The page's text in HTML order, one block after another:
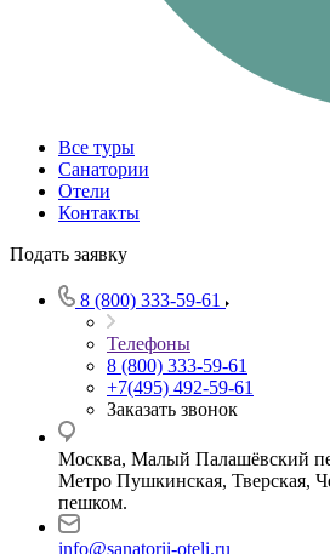
Все туры
Санатории
Отели
Контакты
Подать заявку
8 (800) 333-59-61
Телефоны
8 (800) 333-59-61
+7(495) 492-59-61
Заказать звонок
Москва, Малый Палашёвский
Метро Пушкинская, Тверская,
пешком.
info@sanatorii-oteli.ru